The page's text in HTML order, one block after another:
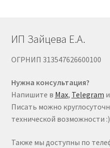
ИП Зайцева Е.А.
ОГРНИП 313547626600100
Нужна консультация?
Напишите в Max, Telegram
Писать можно
технической возможности :)
Также мы доступны по